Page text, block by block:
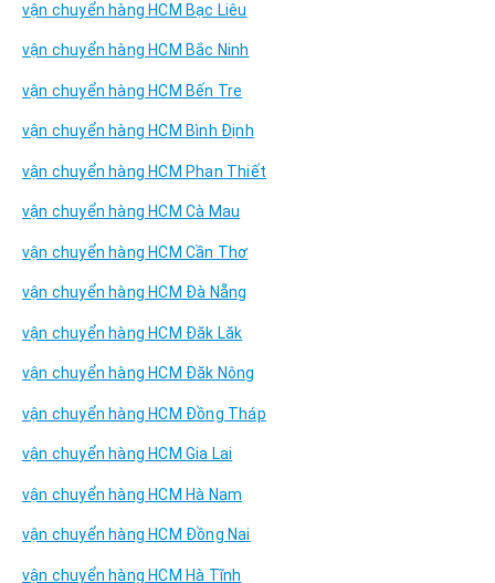
vận chuyển hàng HCM Bạc Liêu
vận chuyển hàng HCM Bắc Ninh
vận chuyển hàng HCM Bến Tre
vận chuyển hàng HCM Bình Định
vận chuyển hàng HCM Phan Thiết
vận chuyển hàng HCM Cà Mau
vận chuyển hàng HCM Cần Thơ
vận chuyển hàng HCM Đà Nẵng
vận chuyển hàng HCM Đăk Lăk
vận chuyển hàng HCM Đăk Nông
vận chuyển hàng HCM Đồng Tháp
vận chuyển hàng HCM Gia Lai
vận chuyển hàng HCM Hà Nam
vận chuyển hàng HCM Đồng Nai
vận chuyển hàng HCM Hà Tĩnh